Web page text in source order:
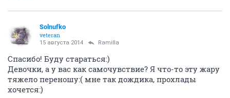
Solnufko
veteran
15 августа 2014 Ramilla
Спасибо! Буду стараться:)
Девочки, а у вас как самочувствие? Я что-то эту жару
тяжело переношу:( мне так дождика, прохлады
хочется:)